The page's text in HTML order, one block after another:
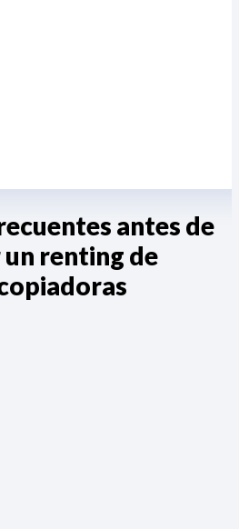
antes de
renting de